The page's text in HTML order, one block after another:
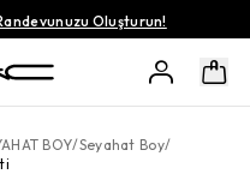
Oluşturun!
BOY/Seyahat Boy/